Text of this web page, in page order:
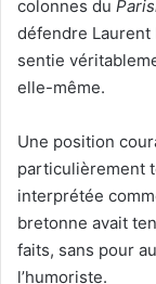
colonnes du
défendre Laurent
sentie
elle-même.
Une position
particulièrement
interprétée
bretonne avait
faits, sans pour
l’humoriste.